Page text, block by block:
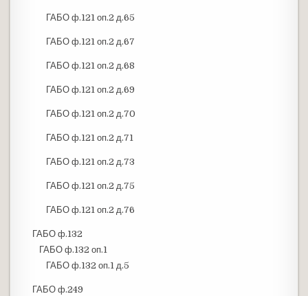
ГАБО ф.121 оп.2 д.65
ГАБО ф.121 оп.2 д.67
ГАБО ф.121 оп.2 д.68
ГАБО ф.121 оп.2 д.69
ГАБО ф.121 оп.2 д.70
ГАБО ф.121 оп.2 д.71
ГАБО ф.121 оп.2 д.73
ГАБО ф.121 оп.2 д.75
ГАБО ф.121 оп.2 д.76
ГАБО ф.132
ГАБО ф.132 оп.1
ГАБО ф.132 оп.1 д.5
ГАБО ф.249